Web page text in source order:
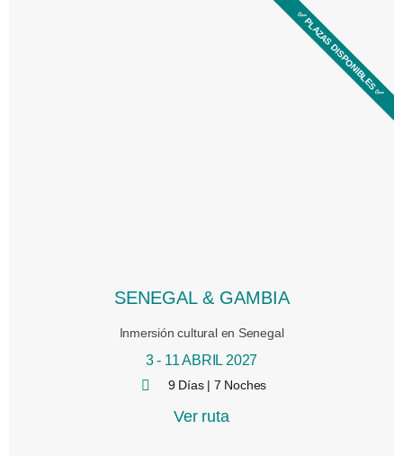
SENEGAL & GAMBIA
Inmersión cultural en Senegal
✅​ PLAZAS DISPONIBLES ✅​
3 - 11 ABRIL 2027
9 Días | 7 Noches
Ver ruta